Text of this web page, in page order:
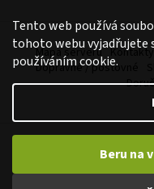
Tento web používá
tohoto webu vyjadřujete
používáním cookie.
Beru na
Mapa serveru Kontakty
Dopravné / poštovné
práva